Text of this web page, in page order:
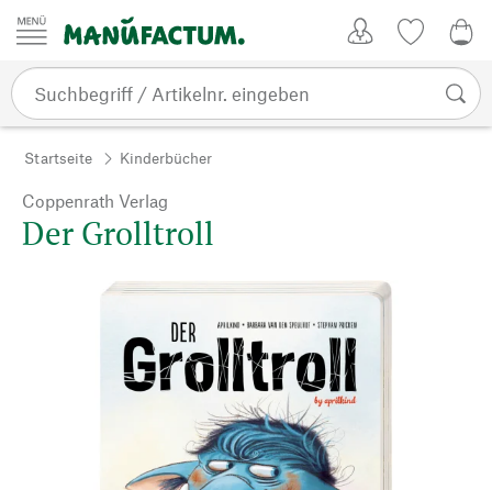
Zum Inhalt springen
Startseite Kinderbücher
Coppenrath Verlag
Der Grolltroll